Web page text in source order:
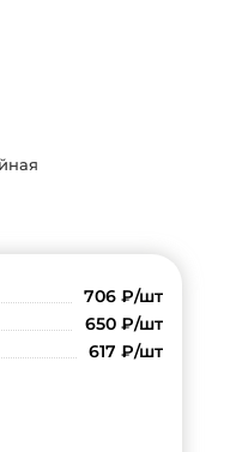
706 ₽/шт
650 ₽/шт
617 ₽/шт